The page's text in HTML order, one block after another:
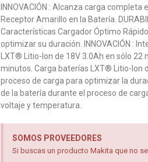
INNOVACIÓN : Alcanza carga
Receptor Amarillo en la Batería.
Características Cargador Óptimo
optimizar su duración. INNOVACIÓN :
LXT® Litio-Ion de 18V 3.0Ah en sólo
minutos. Carga baterías LXT® Litio-Ion
proceso de carga para optimizar la
de la batería durante el proceso de
voltaje y temperatura.
SOMOS PROVEEDORES
Si buscas un producto Makita que no